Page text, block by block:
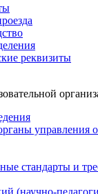
реквизиты
управления
стандарты и
(научно-